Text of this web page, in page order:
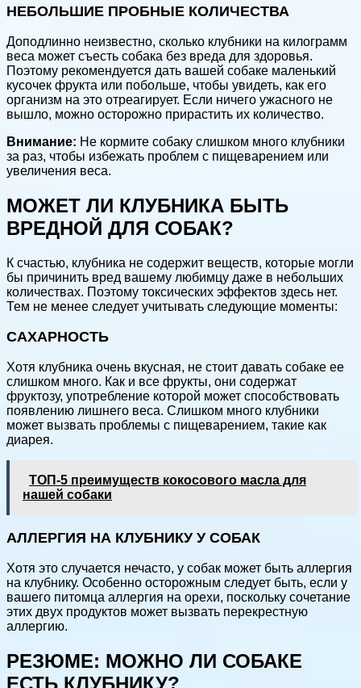
НЕБОЛЬШИЕ ПРОБНЫЕ КОЛИЧЕСТВА
Доподлинно неизвестно, сколько клубники на килограмм
веса может съесть собака без вреда для здоровья.
Поэтому рекомендуется дать вашей собаке маленький
кусочек фрукта или побольше, чтобы увидеть, как его
организм на это отреагирует. Если ничего ужасного не
вышло, можно осторожно прирастить их количество.
Внимание: Не кормите собаку слишком много клубники
за раз, чтобы избежать проблем с пищеварением или
увеличения веса.
МОЖЕТ ЛИ КЛУБНИКА БЫТЬ
ВРЕДНОЙ ДЛЯ СОБАК?
К счастью, клубника не содержит веществ, которые могли
бы причинить вред вашему любимцу даже в небольших
количествах. Поэтому токсических эффектов здесь нет.
Тем не менее следует учитывать следующие моменты:
САХАРНОСТЬ
Хотя клубника очень вкусная, не стоит давать собаке ее
слишком много. Как и все фрукты, они содержат
фруктозу, употребление которой может способствовать
появлению лишнего веса. Слишком много клубники
может вызвать проблемы с пищеварением, такие как
диарея.
ТОП-5 преимуществ кокосового масла для
нашей собаки
АЛЛЕРГИЯ НА КЛУБНИКУ У СОБАК
Хотя это случается нечасто, у собак может быть аллергия
на клубнику. Особенно осторожным следует быть, если у
вашего питомца аллергия на орехи, поскольку сочетание
этих двух продуктов может вызвать перекрестную
аллергию.
РЕЗЮМЕ: МОЖНО ЛИ СОБАКЕ